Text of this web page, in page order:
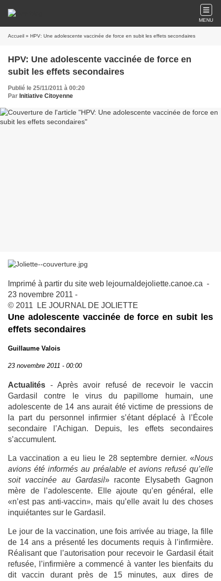
MENU
Accueil » HPV: Une adolescente vaccinée de force en subit les effets secondaires
HPV: Une adolescente vaccinée de force en
subit les effets secondaires
Publié le 25/11/2011 à 00:20
Par Initiative Citoyenne
Imprimé à partir du site web lejournaldejoliette.canoe.ca -
23 novembre 2011 -
© 2011 LE JOURNAL DE JOLIETTE
Une adolescente vaccinée de force en subit les
effets secondaires
Guillaume Valois
23 novembre 2011 - 00:00
Actualités - Après avoir refusé de recevoir le vaccin
Gardasil contre le virus du papillome humain, une
adolescente de 14 ans aurait été victime de pressions de
la part du personnel infirmier s’étant déplacé à l’École
secondaire l’Achigan. Depuis, les effets secondaires
s’accumulent.
La vaccination a eu lieu le 28 septembre dernier. «Nous
avions été informés au préalable et avions refusé qu’elle
soit vaccinée au Gardasil» raconte Elysabeth Gagnon
mère de l’adolescente. Elle ajoute qu’en général, elle
«n’est pas anti-vaccin», mais qu’elle avait lu des choses
inquiétantes sur le Gardasil.
Le jour de la vaccination, une fois arrivée au triage, la fille
de 14 ans a présenté les documents requis à l’infirmière.
Réalisant que l’autorisation pour recevoir le Gardasil était
refusée, l’infirmière a commencé à vanter les bienfaits du
dit vaccin durant près de 15 minutes, aux dires de